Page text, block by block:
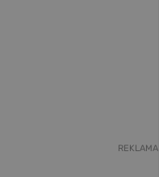
REKLAMA